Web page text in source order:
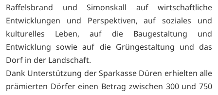
Raffelsbrand und Simonskall auf wirtschaftliche
Entwicklungen und Perspektiven, auf soziales und
kulturelles Leben, auf die Baugestaltung und
Entwicklung sowie auf die Grüngestaltung und das
Dorf in der Landschaft.
Dank Unterstützung der Sparkasse Düren erhielten alle
prämierten Dörfer einen Betrag zwischen 300 und 750